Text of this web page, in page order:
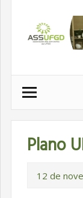
conteúdo
Plano
12 de